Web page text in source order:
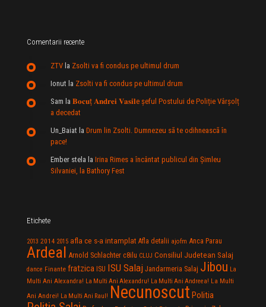
Comentarii recente
ZTV la Zsolti va fi condus pe ultimul drum
Ionut la Zsolti va fi condus pe ultimul drum
Sam la 𝐁𝐨𝐜𝐮ț 𝐀𝐧𝐝𝐫𝐞𝐢 𝐕𝐚𝐬𝐢𝐥e şeful Postului de Poliție Vârșolț
a decedat
Un_Baiat la Drum lin Zsolti. Dumnezeu sã te odihneascã în
pace!
Ember stela la Irina Rimes a încântat publicul din Şimleu
Silvaniei, la Bathory Fest
Etichete
2013 2014 2015 afla ce s-a intamplat Afla detalii ajofm Anca Parau
Ardeal Arnold Schlachter c8ilu CLUJ Consiliul Judetean Salaj
dance Finante fratzica ISU ISU Salaj Jandarmeria Salaj Jibou La
Multi Ani Alexandra! La Multi Ani Alexandru! La Multi Ani Andreea! La Multi
Ani Andrei! La Multi Ani Raul! Necunoscut Politia